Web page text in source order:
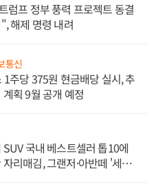
럼프 정부 풍력 프로젝트 동결
해제 명령 내려
통신
1주당 375원 현금배당 실시, 추
획 9월 공개 예정
국내 베스트셀러 톱10에
리매김, 그랜저·아반떼 '세단